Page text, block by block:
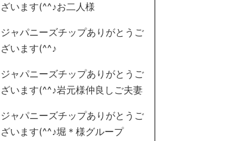
ざいます(^^♪お二人様
ジャパニーズチップありがとうご
ざいます(^^♪
ジャパニーズチップありがとうご
ざいます(^^♪岩元様仲良しご夫妻
ジャパニーズチップありがとうご
ざいます(^^♪堀＊様グループ